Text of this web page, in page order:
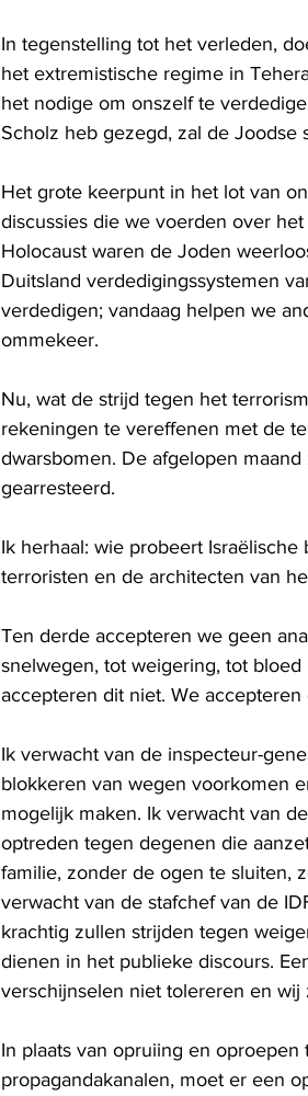
In tegenstelling tot het verleden,
het extremistische regime in
het nodige om onszelf te
Scholz heb gezegd, zal de Joodse
Het grote keerpunt in het lot van
discussies die we voerden over
Holocaust waren de Joden
Duitsland verdedigingssystemen
verdedigen; vandaag helpen we
ommekeer.
Nu, wat de strijd tegen het
rekeningen te vereffenen met de
dwarsbomen. De afgelopen
gearresteerd.
Ik herhaal: wie probeert
terroristen en de architecten van
Ten derde accepteren we geen
snelwegen, tot weigering, tot
accepteren dit niet. We
Ik verwacht van de inspecteur-
blokkeren van wegen voorkomen
mogelijk maken. Ik verwacht van
optreden tegen degenen die
familie, zonder de ogen te sluiten,
verwacht van de stafchef van de
krachtig zullen strijden tegen
dienen in het publieke discours.
verschijnselen niet tolereren en
In plaats van opruiing en
propagandakanalen, moet er een